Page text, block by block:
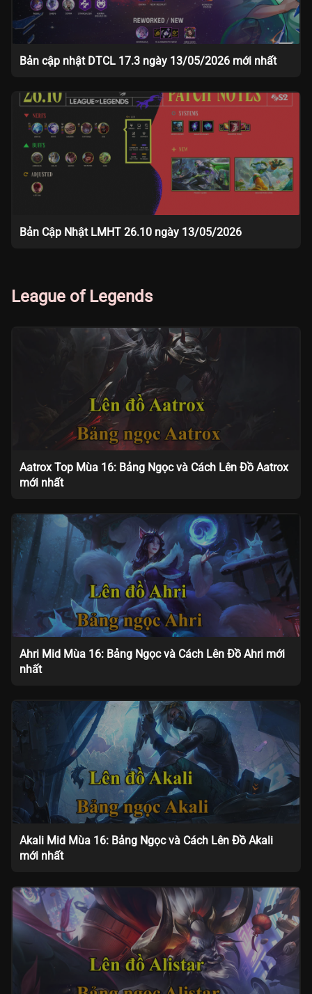
Bản cập nhật DTCL 17.3 ngày 13/05/2026 mới nhất
Bản Cập Nhật LMHT 26.10 ngày 13/05/2026
League of Legends
Aatrox Top Mùa 16: Bảng Ngọc và Cách Lên Đồ Aatrox
mới nhất
Ahri Mid Mùa 16: Bảng Ngọc và Cách Lên Đồ Ahri mới
nhất
Akali Mid Mùa 16: Bảng Ngọc và Cách Lên Đồ Akali
mới nhất